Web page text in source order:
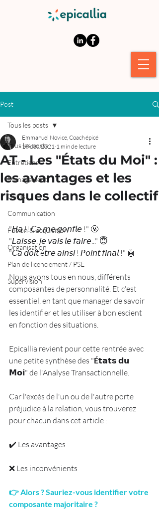
Post
Tous les posts
Entretiens
Management
Outils
Communication
Fusion & acquisition
Organisation
Plan de licenciement / PSE
Supervision
Tous les posts
AT - Les "États du Moi" :
les avantages et les
risques dans le collectif
Emmanuel Novice, Coach épicé
16 déc. 2021 1 min de lecture
"𝘏𝘢 !! 𝘊𝘢 𝘮𝘦 𝘨𝘰𝘯𝘧𝘭𝘦 !" 🤬
"𝘓𝘢𝘪𝘴𝘴𝘦, 𝘫𝘦 𝘷𝘢𝘪𝘴 𝘭𝘦 𝘧𝘢𝘪𝘳𝘦..." 😇
"𝘊𝘢 𝘥𝘰𝘪𝘵 ê𝘵𝘳𝘦 𝘢𝘪𝘯𝘴𝘪 ! 𝘗𝘰𝘪𝘯𝘵 𝘧𝘪𝘯𝘢𝘭 !" 🤖
Nous avons tous en nous, différents
composantes de personnalité. Et c'est
essentiel, en tant que manager de savoir
les identifier et les utiliser à bon escient
en fonction des situations.
Epicallia revient pour cette rentrée avec
une petite synthèse des "É𝘁𝗮𝘁𝘀 𝗱𝘂
𝗠𝗼𝗶" de l'Analyse Transactionnelle.
Car l'excès de l'un ou de l'autre porte
préjudice à la relation, vous trouverez
pour chacun dans cet article :
✔️ Les avantages
❌ Les inconvénients
👉 Alors ? Sauriez-vous identifier votre
composante majoritaire ?